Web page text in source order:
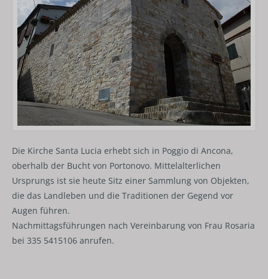
Die Kirche Santa Lucia erhebt sich in Poggio di Ancona,
oberhalb der Bucht von Portonovo. Mittelalterlichen
Ursprungs ist sie heute Sitz einer Sammlung von Objekten,
die das Landleben und die Traditionen der Gegend vor
Augen führen.
Nachmittagsführungen nach Vereinbarung von Frau Rosaria
bei 335 5415106 anrufen.